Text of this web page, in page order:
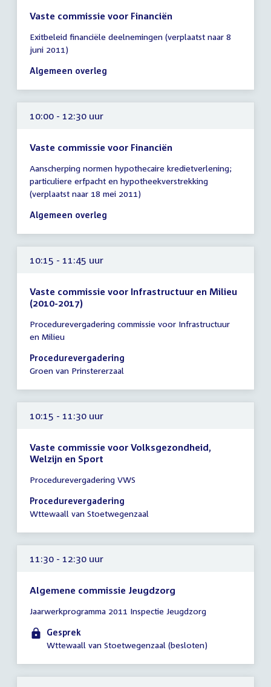
Vaste commissie voor Financiën
vergadering
10:00
-
uur
Exitbeleid financiële deelnemingen (verplaatst naar 8
juni 2011)
Algemeen overleg
10:00 - 12:30 uur
Vaste commissie voor Financiën
vergadering
10:00
-
12:30
Aanscherping normen hypothecaire kredietverlening;
particuliere erfpacht en hypotheekverstrekking
(verplaatst naar 18 mei 2011)
Algemeen overleg
10:15 - 11:45 uur
Vaste commissie voor Infrastructuur en Milieu
(2010-2017)
vergadering
10:15
-
11:45
Procedurevergadering commissie voor Infrastructuur
en Milieu
Procedurevergadering
Groen van Prinstererzaal
10:15 - 11:30 uur
Vaste commissie voor Volksgezondheid,
Welzijn en Sport
vergadering
10:15
-
uur
Procedurevergadering VWS
Procedurevergadering
Wttewaall van Stoetwegenzaal
11:30 - 12:30 uur
Algemene commissie Jeugdzorg
vergadering
11:30
-
uur
Jaarwerkprogramma 2011 Inspectie Jeugdzorg
Gesprek
Wttewaall van Stoetwegenzaal (besloten)